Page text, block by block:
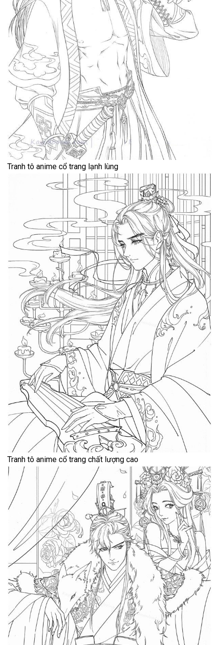
Tranh tô anime cổ trang lạnh lùng
Tranh tô anime cổ trang chất lượng cao